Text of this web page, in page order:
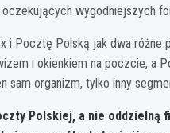
wygodniejszych
i Pocztę Polską jak dwa różne
i okienkiem na poczcie, a
sam organizm, tylko inny
Polskiej, a nie oddzielną